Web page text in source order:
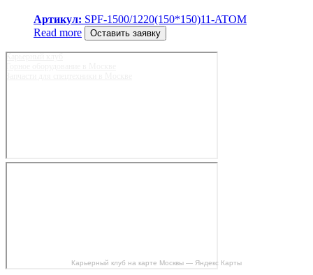
Артикул: SPF-1500/1220(150*150)11-ATOM
Read more
Оставить заявку
Карьерный клуб на карте Москвы — Яндекс Карты